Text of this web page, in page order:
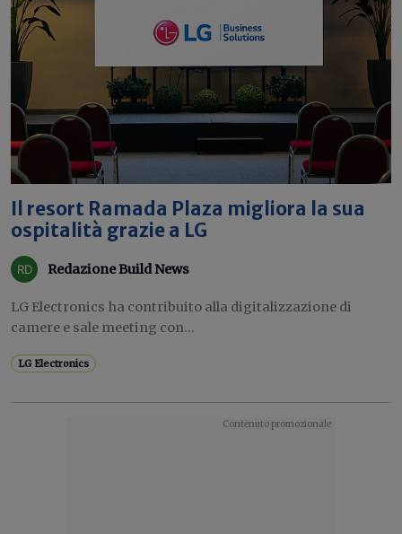
Il resort Ramada Plaza migliora la sua
ospitalità grazie a LG
Redazione Build News
LG Electronics ha contribuito alla digitalizzazione di
camere e sale meeting con...
LG Electronics